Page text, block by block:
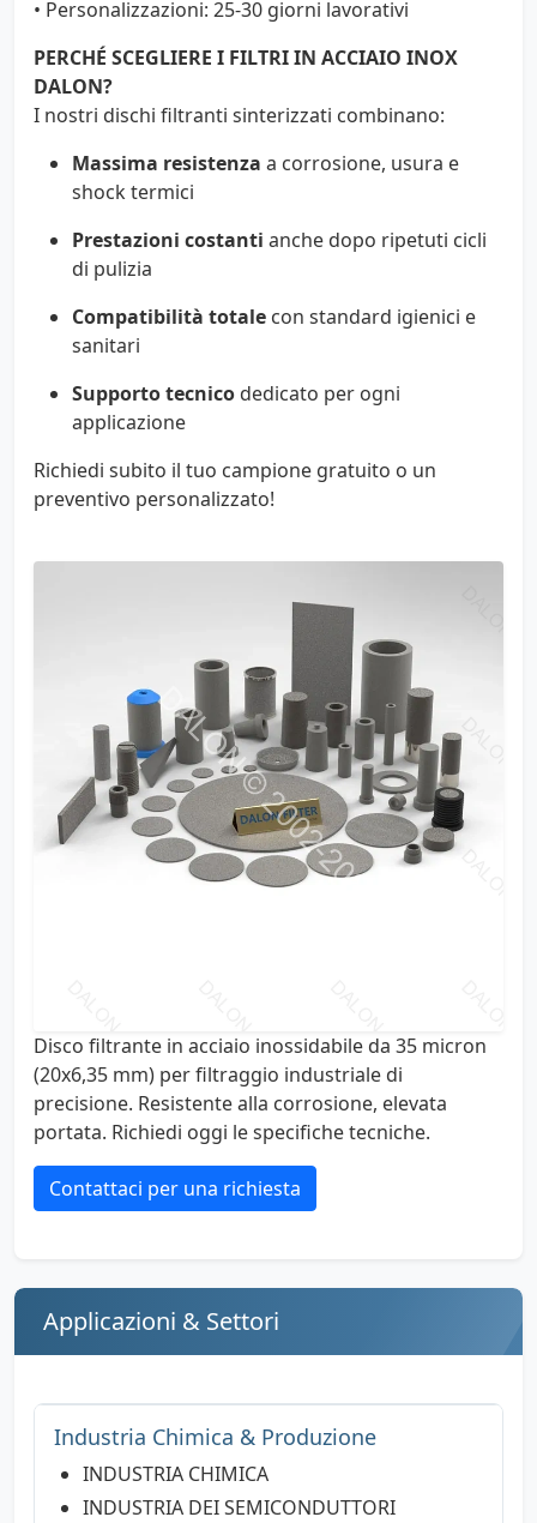
• Personalizzazioni: 25-30 giorni lavorativi
PERCHÉ SCEGLIERE I FILTRI IN ACCIAIO INOX
DALON?
I nostri dischi filtranti sinterizzati combinano:
Massima resistenza a corrosione, usura e
shock termici
Prestazioni costanti anche dopo ripetuti cicli
di pulizia
Compatibilità totale con standard igienici e
sanitari
Supporto tecnico dedicato per ogni
applicazione
Richiedi subito il tuo campione gratuito o un
preventivo personalizzato!
Disco filtrante in acciaio inossidabile da 35 micron
(20x6,35 mm) per filtraggio industriale di
precisione. Resistente alla corrosione, elevata
portata. Richiedi oggi le specifiche tecniche.
Contattaci per una richiesta
Applicazioni & Settori
Industria Chimica & Produzione
INDUSTRIA CHIMICA
INDUSTRIA DEI SEMICONDUTTORI